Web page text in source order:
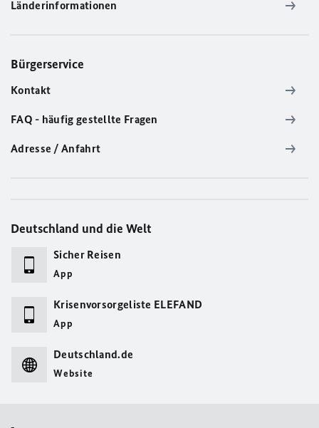
Länderinformationen
Bürgerservice
Kontakt
FAQ - häufig gestellte Fragen
Adresse / Anfahrt
Deutschland und die Welt
Sicher Reisen
App
Krisenvorsorgeliste ELEFAND
App
Deutschland.de
Website